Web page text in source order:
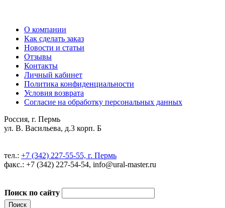
О компании
Как сделать заказ
Новости и статьи
Отзывы
Контакты
Личный кабинет
Политика конфиденциальности
Условия возврата
Согласие на обработку персональных данных
Россия, г. Пермь
ул. В. Васильева, д.3 корп. Б
тел.: +7 (342) 227-55-55, г. Пермь
факс.: +7 (342) 227-54-54, info@ural-master.ru
Поиск по сайту